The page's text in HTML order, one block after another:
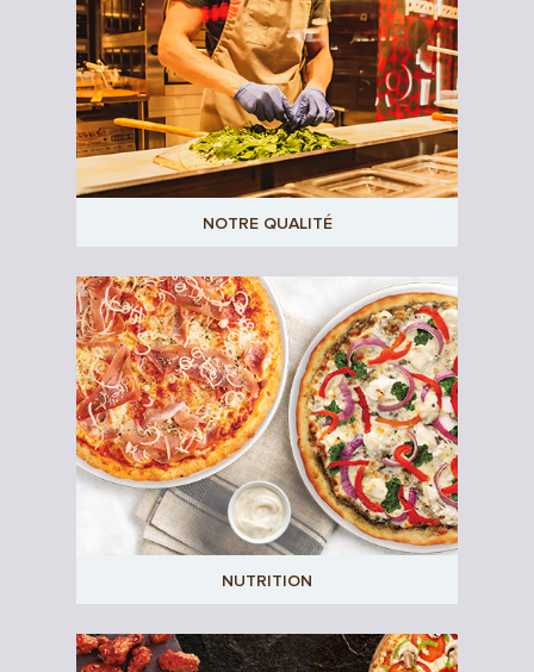
NOTRE QUALITÉ
NUTRITION
Communiqués de
Programmes scolaires
Service de traiteur
Concours